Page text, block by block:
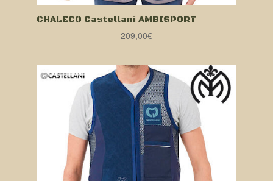
CHALECO Castellani AMBISPORT
209,00€